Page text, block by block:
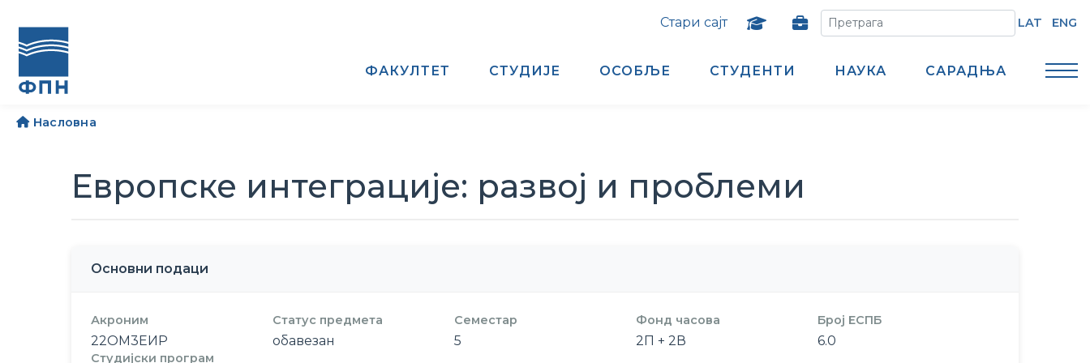
Стари сајт LAT ENG
ФАКУЛТЕТ СТУДИЈЕ ОСОБЉЕ СТУДЕНТИ НАУКА САРАДЊА
Насловна
Европске интеграције: развој и проблеми
Основни подаци
Акроним
22ОМ3ЕИР
Статус предмета
обавезан
Семестар
5
Фонд часова
2П + 2В
Број ЕСПБ
6.0
Студијски програм